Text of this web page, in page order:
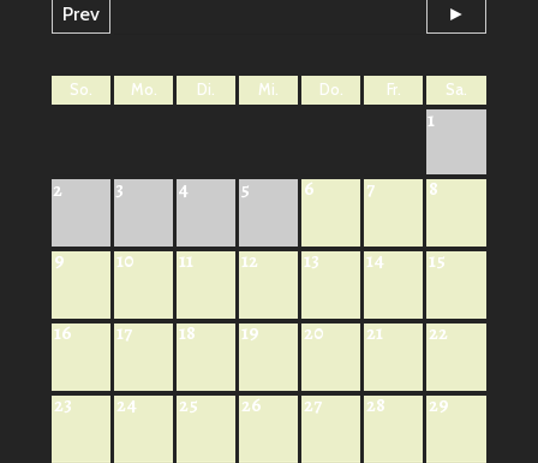
Prev
►
So. Mo. Di. Mi. Do. Fr. Sa.
1
2 3 4 5 6 7 8
9 10 11 12 13 14 15
16 17 18 19 20 21 22
23 24 25 26 27 28 29